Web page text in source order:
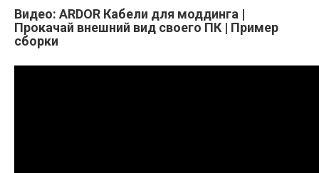
Видео: ARDOR Кабели для моддинга |
Прокачай внешний вид своего ПК | Пример
сборки